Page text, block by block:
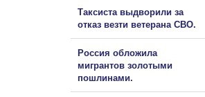
Таксиста выдворили за
отказ везти ветерана СВО.
Россия обложила
мигрантов золотыми
пошлинами.